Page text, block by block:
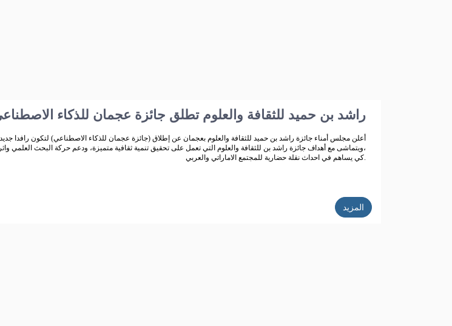
راشد بن حميد للثقافة والعلوم تطلق جائزة عجمان للذكاء
أعلن مجلس أمناء جائزة راشد بن حميد للثقافة والعلوم بعجمان عن إطلاق (جائزة عجمان للذكاء الاصطناعي) لتكون رافدا
،ويتماشى مع أهداف جائزة راشد بن للثقافة والعلوم التي تعمل على تحقيق تنمية ثقافية متميزة، ودعم حركة البحث العلمي
كي يساهم في احداث نقلة حضارية للمجتمع الاماراتي والعربي.
المزيد